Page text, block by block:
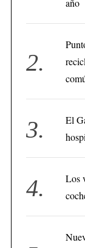
año
El
Los